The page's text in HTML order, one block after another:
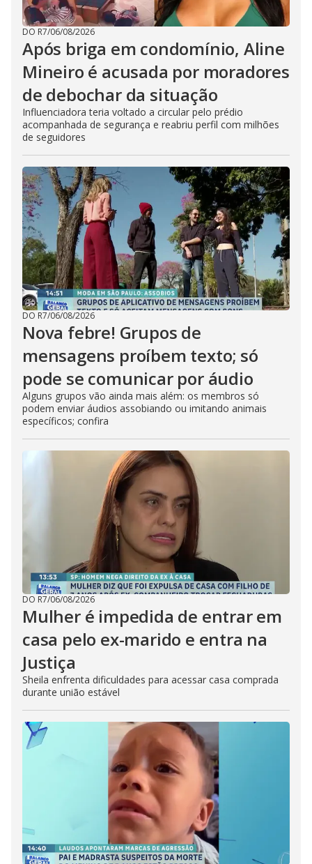
DO R7/06/08/2026
Após briga em condomínio, Aline
Mineiro é acusada por moradores
de debochar da situação
Influenciadora teria voltado a circular pelo prédio
acompanhada de segurança e reabriu perfil com milhões
de seguidores
DO R7/06/08/2026
Nova febre! Grupos de
mensagens proíbem texto; só
pode se comunicar por áudio
Alguns grupos vão ainda mais além: os membros só
podem enviar áudios assobiando ou imitando animais
específicos; confira
DO R7/06/08/2026
Mulher é impedida de entrar em
casa pelo ex-marido e entra na
Justiça
Sheila enfrenta dificuldades para acessar casa comprada
durante união estável